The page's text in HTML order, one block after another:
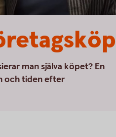
man själva köpet? En
och tiden efter